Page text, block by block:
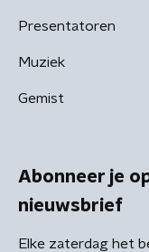
Presentatoren
Muziek
Gemist
Abonneer je
nieuwsbrief
Elke zaterdag het